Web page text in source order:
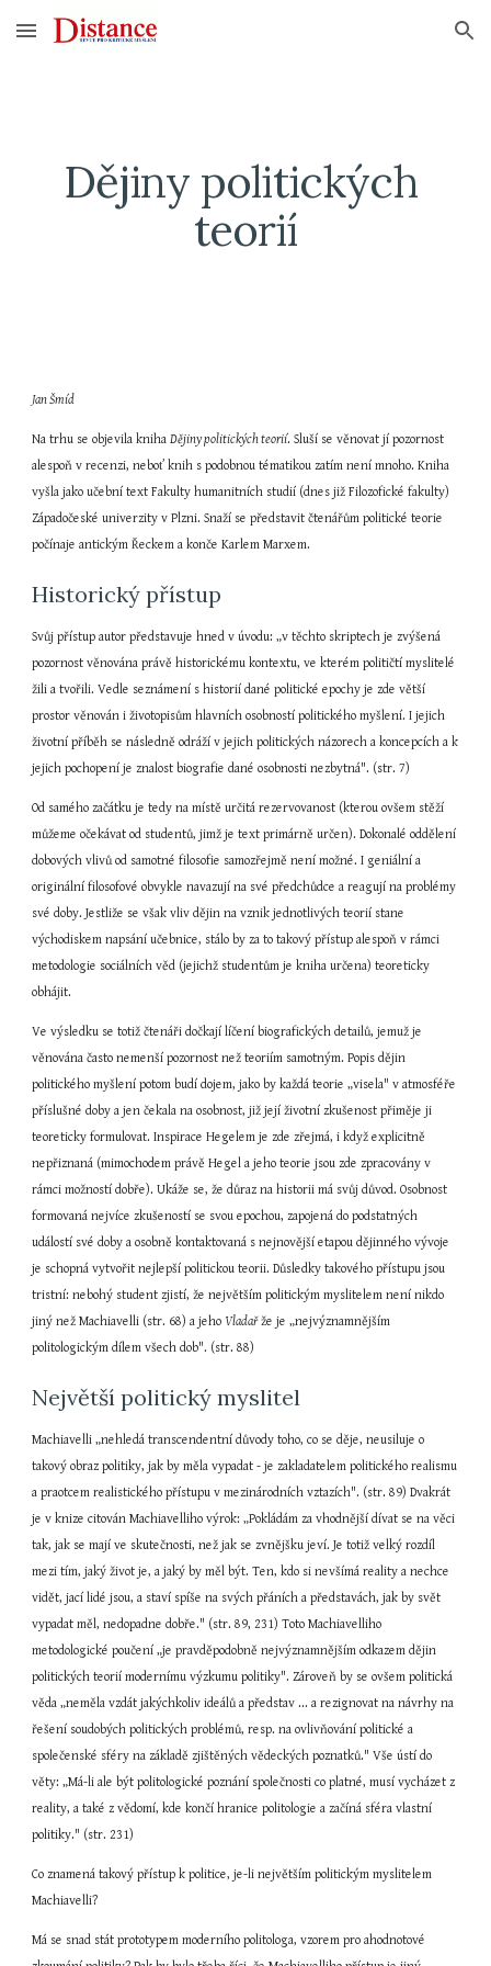
Skip to main content Skip to navigation
Dějiny politických
teorií
Jan Šmíd
Na trhu se objevila kniha Dějiny politických teorií. Sluší se věnovat jí pozornost
alespoň v recenzi, neboť knih s podobnou tématikou zatím není mnoho. Kniha
vyšla jako učební text Fakulty humanitních studií (dnes již Filozofické fakulty)
Západočeské univerzity v Plzni. Snaží se představit čtenářům politické teorie
počínaje antickým Řeckem a konče Karlem Marxem.
Historický přístup
Svůj přístup autor představuje hned v úvodu: „v těchto skriptech je zvýšená
pozornost věnována právě historickému kontextu, ve kterém političtí myslitelé
žili a tvořili. Vedle seznámení s historií dané politické epochy je zde větší
prostor věnován i životopisům hlavních osobností politického myšlení. I jejich
životní příběh se následně odráží v jejich politických názorech a koncepcích a k
jejich pochopení je znalost biografie dané osobnosti nezbytná". (str. 7)
Od samého začátku je tedy na místě určitá rezervovanost (kterou ovšem stěží
můžeme očekávat od studentů, jimž je text primárně určen). Dokonalé oddělení
dobových vlivů od samotné filosofie samozřejmě není možné. I geniální a
originální filosofové obvykle navazují na své předchůdce a reagují na problémy
své doby. Jestliže se však vliv dějin na vznik jednotlivých teorií stane
východiskem napsání učebnice, stálo by za to takový přístup alespoň v rámci
metodologie sociálních věd (jejichž studentům je kniha určena) teoreticky
obhájit.
Ve výsledku se totiž čtenáři dočkají líčení biografických detailů, jemuž je
věnována často nemenší pozornost než teoriím samotným. Popis dějin
politického myšlení potom budí dojem, jako by každá teorie „visela" v atmosféře
příslušné doby a jen čekala na osobnost, již její životní zkušenost přiměje ji
teoreticky formulovat. Inspirace Hegelem je zde zřejmá, i když explicitně
nepřiznaná (mimochodem právě Hegel a jeho teorie jsou zde zpracovány v
rámci možností dobře). Ukáže se, že důraz na historii má svůj důvod. Osobnost
formovaná nejvíce zkušeností se svou epochou, zapojená do podstatných
událostí své doby a osobně kontaktovaná s nejnovější etapou dějinného vývoje
je schopná vytvořit nejlepší politickou teorii. Důsledky takového přístupu jsou
tristní: nebohý student zjistí, že největším politickým myslitelem není nikdo
jiný než Machiavelli (str. 68) a jeho Vladař že je „nejvýznamnějším
politologickým dílem všech dob". (str. 88)
Největší politický myslitel
Machiavelli „nehledá transcendentní důvody toho, co se děje, neusiluje o
takový obraz politiky, jak by měla vypadat - je zakladatelem politického realismu
a praotcem realistického přístupu v mezinárodních vztazích". (str. 89) Dvakrát
je v knize citován Machiavelliho výrok: „Pokládám za vhodnější dívat se na věci
tak, jak se mají ve skutečnosti, než jak se zvnějšku jeví. Je totiž velký rozdíl
mezi tím, jaký život je, a jaký by měl být. Ten, kdo si nevšímá reality a nechce
vidět, jací lidé jsou, a staví spíše na svých přáních a představách, jak by svět
vypadat měl, nedopadne dobře." (str. 89, 231) Toto Machiavelliho
metodologické poučení „je pravděpodobně nejvýznamnějším odkazem dějin
politických teorií modernímu výzkumu politiky". Zároveň by se ovšem politická
věda „neměla vzdát jakýchkoliv ideálů a představ ... a rezignovat na návrhy na
řešení soudobých politických problémů, resp. na ovlivňování politické a
společenské sféry na základě zjištěných vědeckých poznatků." Vše ústí do
věty: „Má-li ale být politologické poznání společnosti co platné, musí vycházet z
reality, a také z vědomí, kde končí hranice politologie a začíná sféra vlastní
politiky." (str. 231)
Co znamená takový přístup k politice, je-li největším politickým myslitelem
Machiavelli?
Má se snad stát prototypem moderního politologa, vzorem pro ahodnotové